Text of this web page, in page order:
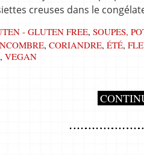
creuses dans le
- GLUTEN FREE, SOUPES,
, CORIANDRE, ÉTÉ,
, VEGAN